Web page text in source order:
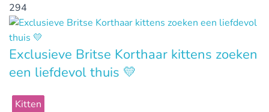
294
Exclusieve Britse Korthaar kittens zoeken
een liefdevol thuis 💛
Kitten